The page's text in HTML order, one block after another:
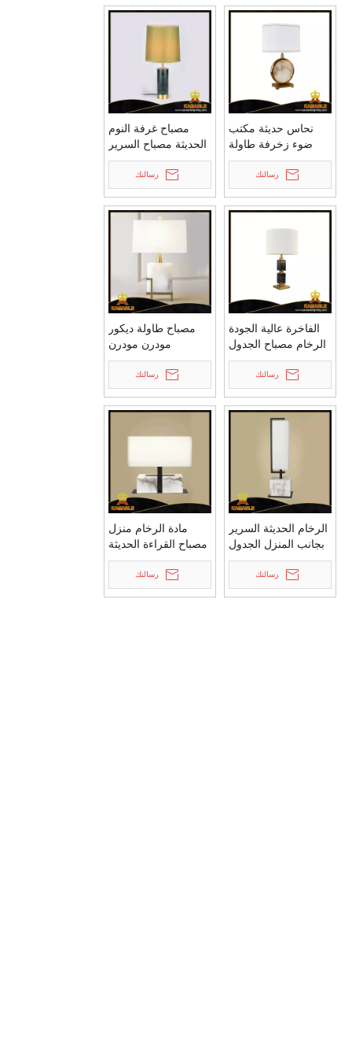
نحاس حديثة مكتب
ضوء زخرفة طاولة
مصباح (TL3063)
رسالتك
مصباح غرفة النوم
الحديثة مصباح السرير
LED (RST9067S-BG)
رسالتك
الفاخرة عالية الجودة
الرخام مصباح الجدول
ضوء الزخرفية
(TL3066)
رسالتك
مصباح طاولة ديكور
مودرن مودرن
(KAT6104)
رسالتك
الرخام الحديثة السرير
بجانب المنزل الجدول
مكتب الخفيفة
(KAT6105)رسالتك
مادة الرخام منزل
مصباح القراءة الحديثة
(KAT6106)
رسالتك